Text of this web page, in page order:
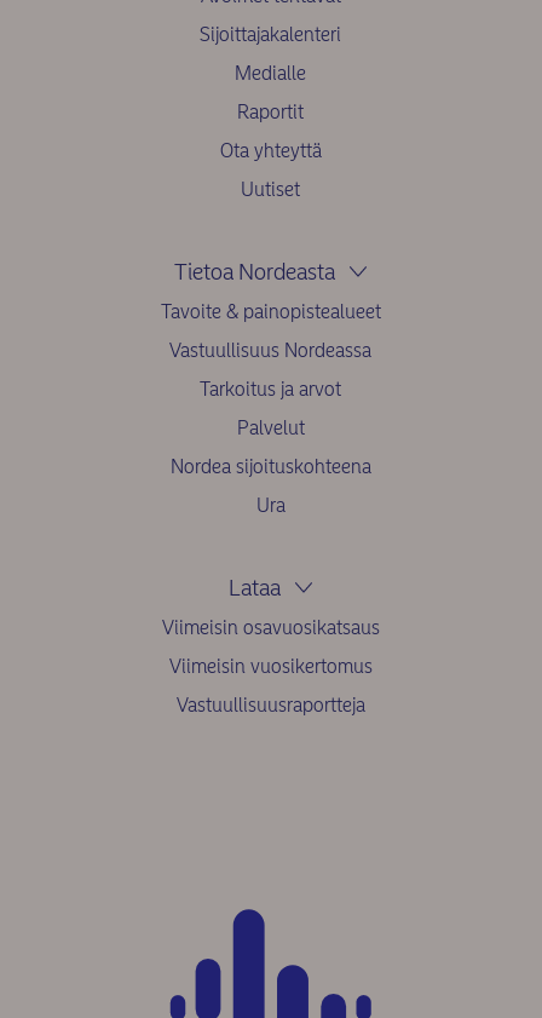
Sijoittajakalenteri
Medialle
Raportit
Ota yhteyttä
Uutiset
Tietoa Nordeasta
Tavoite & painopistealueet
Vastuullisuus Nordeassa
Tarkoitus ja arvot
Palvelut
Nordea sijoituskohteena
Ura
Lataa
Viimeisin osavuosikatsaus
Viimeisin vuosikertomus
Vastuullisuusraportteja